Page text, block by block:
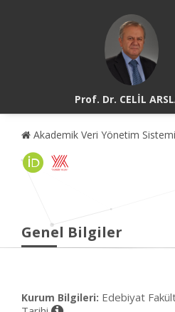
Prof. Dr. CELİL
Akademik Veri Yönetim Sistemi
Genel Bilgiler
Kurum Bilgileri: Edebiyat